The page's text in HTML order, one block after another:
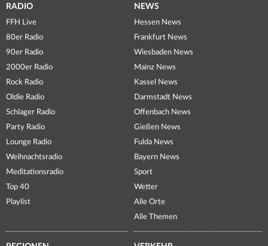
RADIO
FFH Live
80er Radio
90er Radio
2000er Radio
Rock Radio
Oldie Radio
Schlager Radio
Party Radio
Lounge Radio
Weihnachtsradio
Meditationsradio
Top 40
Playlist
NEWS
Hessen News
Frankfurt News
Wiesbaden News
Mainz News
Kassel News
Darmstadt News
Offenbach News
Gießen News
Fulda News
Bayern News
Sport
Wetter
Alle Orte
Alle Themen